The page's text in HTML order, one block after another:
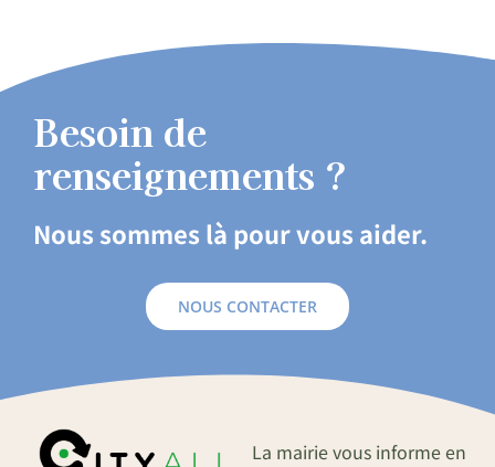
Besoin de
renseignements ?
Nous sommes là pour vous aider.
NOUS CONTACTER
La mairie vous informe en